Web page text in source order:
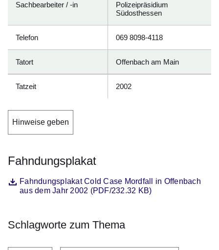
Sachbearbeiter / -in
Polizeipräsidium
Südosthessen
Telefon 069 8098-4118
Tatort Offenbach am Main
Tatzeit 2002
Hinweise geben
Fahndungsplakat
DateiFahndungsplakat Cold Case Mordfall in Offenbach
aus dem Jahr 2002 (PDF/232.32 KB)
Öffnet sich in einem neuen Fenster
Schlagworte zum Thema